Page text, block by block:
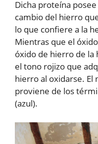
Dicha proteína
cambio del hierro
lo que confiere a la
Mientras que el
óxido de hierro de la
el tono rojizo que
hierro al oxidarse. El
proviene de los
(azul).